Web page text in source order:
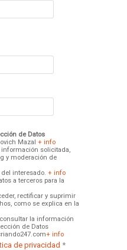
de Datos
Mazal + info
información solicitada,
y moderación de
interesado. + info
a terceros para la
rectificar y suprimir
como se explica en la
la información
de Datos
+ info
de privacidad *